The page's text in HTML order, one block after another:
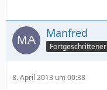
Manfred
Fortgeschrittener
8. April 2013 um 00:38